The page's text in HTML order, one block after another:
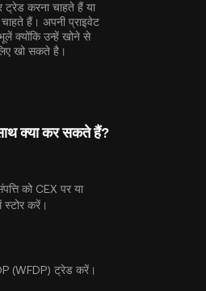
ट्रेड करना चाहते हैं या
चाहते हैं। अपनी प्राइवेट
क्योंकि उन्हें खोने से
खो सकते है।
क्या कर सकते हैं?
को CEX पर या
करें।
(WFDP) ट्रेड करें।